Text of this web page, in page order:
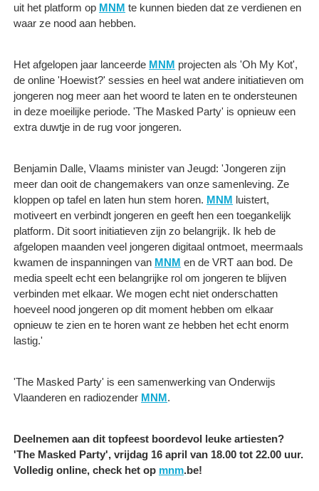
uit het platform op MNM te kunnen bieden dat ze verdienen en
waar ze nood aan hebben.
Het afgelopen jaar lanceerde MNM projecten als 'Oh My Kot',
de online 'Hoewist?' sessies en heel wat andere initiatieven om
jongeren nog meer aan het woord te laten en te ondersteunen
in deze moeilijke periode. 'The Masked Party' is opnieuw een
extra duwtje in de rug voor jongeren.
Benjamin Dalle, Vlaams minister van Jeugd: 'Jongeren zijn
meer dan ooit de changemakers van onze samenleving. Ze
kloppen op tafel en laten hun stem horen. MNM luistert,
motiveert en verbindt jongeren en geeft hen een toegankelijk
platform. Dit soort initiatieven zijn zo belangrijk. Ik heb de
afgelopen maanden veel jongeren digitaal ontmoet, meermaals
kwamen de inspanningen van MNM en de VRT aan bod. De
media speelt echt een belangrijke rol om jongeren te blijven
verbinden met elkaar. We mogen echt niet onderschatten
hoeveel nood jongeren op dit moment hebben om elkaar
opnieuw te zien en te horen want ze hebben het echt enorm
lastig.'
'The Masked Party' is een samenwerking van Onderwijs
Vlaanderen en radiozender MNM.
Deelnemen aan dit topfeest boordevol leuke artiesten?
'The Masked Party', vrijdag 16 april van 18.00 tot 22.00 uur.
Volledig online, check het op mnm.be!